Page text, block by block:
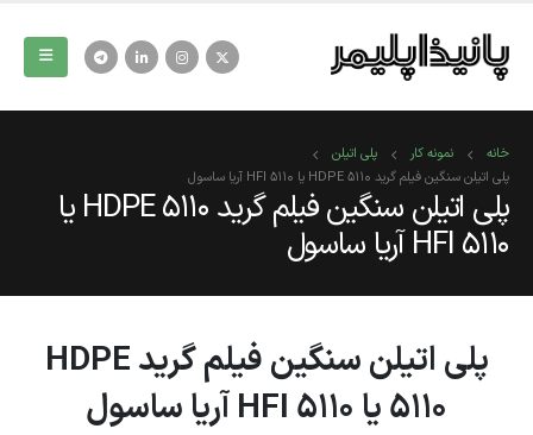
خانه نمونه کار
پلی اتیلن
پلی اتیلن سنگین فیلم گرید HDPE 5110 یا HFI 5110 آریا ساسول
پلی اتیلن سنگین فیلم گرید HDPE 5110 یا
HFI 5110 آریا ساسول
پلی اتیلن سنگین فیلم گرید HDPE
5110 یا HFI 5110 آریا ساسول